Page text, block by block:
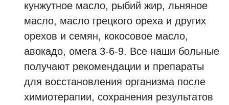
кунжутное масло, рыбий жир, льняное
масло, масло грецкого ореха и других
орехов и семян, кокосовое масло,
авокадо, омега 3-6-9. Все наши больные
получают рекомендации и препараты
для восстановления организма после
химиотерапии, сохранения результатов